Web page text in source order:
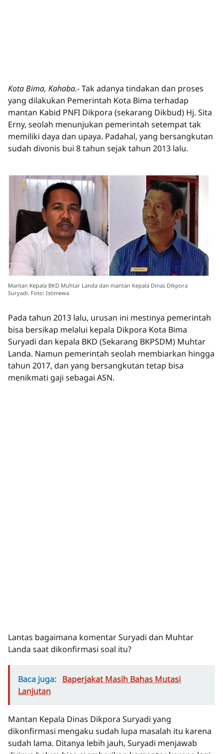
Kota Bima, Kahaba.-Tak adanya tindakan dan proses
yang dilakukan Pemerintah Kota Bima terhadap
mantan Kabid PNFI Dikpora (sekarang Dikbud) Hj. Sita
Erny, seolah menunjukan pemerintah setempat tak
memiliki daya dan upaya. Padahal, yang bersangkutan
sudah divonis bui 8 tahun sejak tahun 2013 lalu.
Mantan Kepala BKD Muhtar Landa dan mantan Kepala Dinas Dikpora
Suryadi. Foto: Istimewa
Pada tahun 2013 lalu, urusan ini mestinya pemerintah
bisa bersikap melalui kepala Dikpora Kota Bima
Suryadi dan kepala BKD (Sekarang BKPSDM) Muhtar
Landa. Namun pemerintah seolah membiarkan hingga
tahun 2017, dan yang bersangkutan tetap bisa
menikmati gaji sebagai ASN.
Lantas bagaimana komentar Suryadi dan Muhtar
Landa saat dikonfirmasi soal itu?
Baca juga: Baperjakat Masih Bahas Mutasi
Lanjutan
Mantan Kepala Dinas Dikpora Suryadi yang
dikonfirmasi mengaku sudah lupa masalah itu karena
sudah lama. Ditanya lebih jauh, Suryadi menjawab